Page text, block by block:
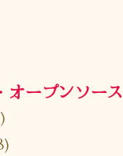
オープンソース